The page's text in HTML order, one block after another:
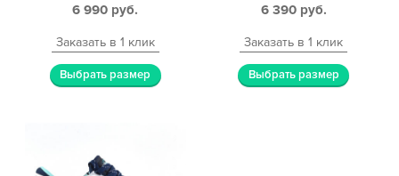
6 990 руб.
Заказать в 1 клик
Выбрать размер
6 390 руб.
Заказать в 1 клик
Выбрать размер